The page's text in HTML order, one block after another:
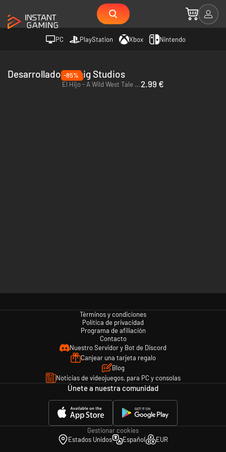
PC PlayStation Xbox Nintendo
Desarrollador Honig Studios
-85%
El Hijo - A Wild West Tale - PC & Mac (Steam) 2.99 €
Términos y condiciones
Política de privacidad
Programa de afiliación
Contacto
Nuestro Servidor y Bot de Discord
Canjear una tarjeta regalo
Blog
Noticias de videojuegos, para PC y consolas
Únete a nuestra comunidad
Gestionar cookies
Estados Unidos
Español EUR